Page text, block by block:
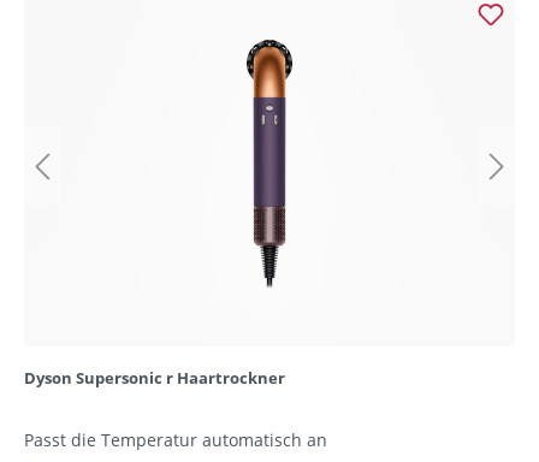
Dyson Supersonic r Haartrockner
Passt die Temperatur automatisch an